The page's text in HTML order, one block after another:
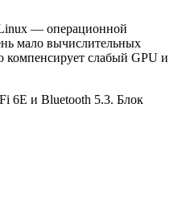
Linux — операционной
мало вычислительных
компенсирует слабый GPU и
6E и Bluetooth 5.3. Блок